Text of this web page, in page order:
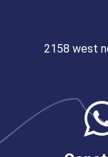
2158 west